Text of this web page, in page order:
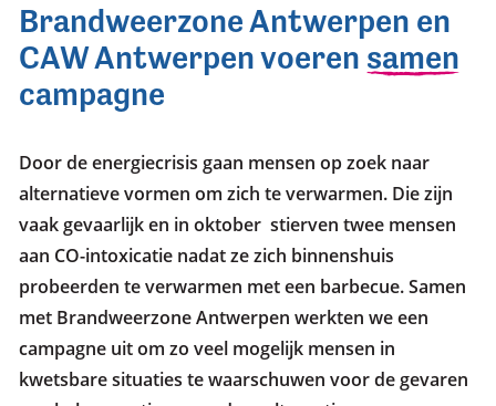
Brandweerzone Antwerpen en
CAW Antwerpen voeren samen
campagne
Door de energiecrisis gaan mensen op zoek naar
alternatieve vormen om zich te verwarmen. Die zijn
vaak gevaarlijk en in oktober stierven twee mensen
aan CO-intoxicatie nadat ze zich binnenshuis
probeerden te verwarmen met een barbecue. Samen
met Brandweerzone Antwerpen werkten we een
campagne uit om zo veel mogelijk mensen in
kwetsbare situaties te waarschuwen voor de gevaren